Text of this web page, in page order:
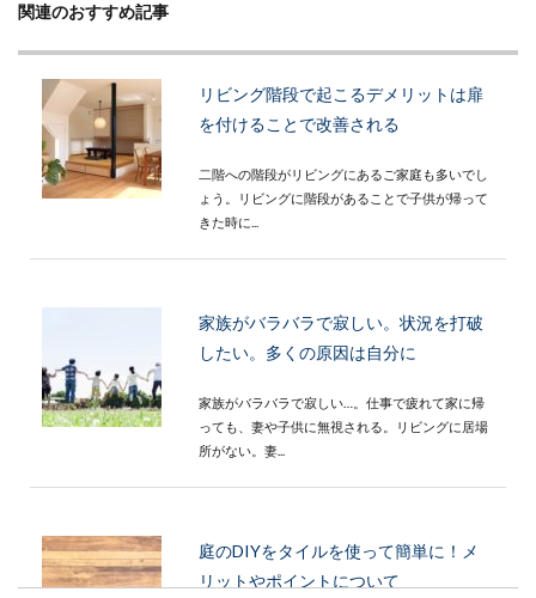
関連のおすすめ記事
リビング階段で起こるデメリットは扉
を付けることで改善される
二階への階段がリビングにあるご家庭も多いでし
ょう。リビングに階段があることで子供が帰って
きた時に...
家族がバラバラで寂しい。状況を打破
したい。多くの原因は自分に
家族がバラバラで寂しい…。仕事で疲れて家に帰
っても、妻や子供に無視される。リビングに居場
所がない。妻...
庭のDIYをタイルを使って簡単に！メ
リットやポイントについて